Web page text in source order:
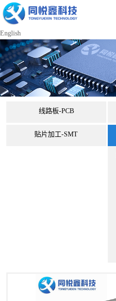
English
线路板-PCB
贴片加工-SMT